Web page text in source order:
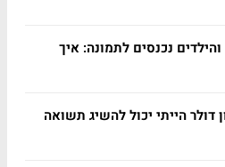
נכנסים לתמונה: איך
דולר הייתי יכול להשיג תשואה